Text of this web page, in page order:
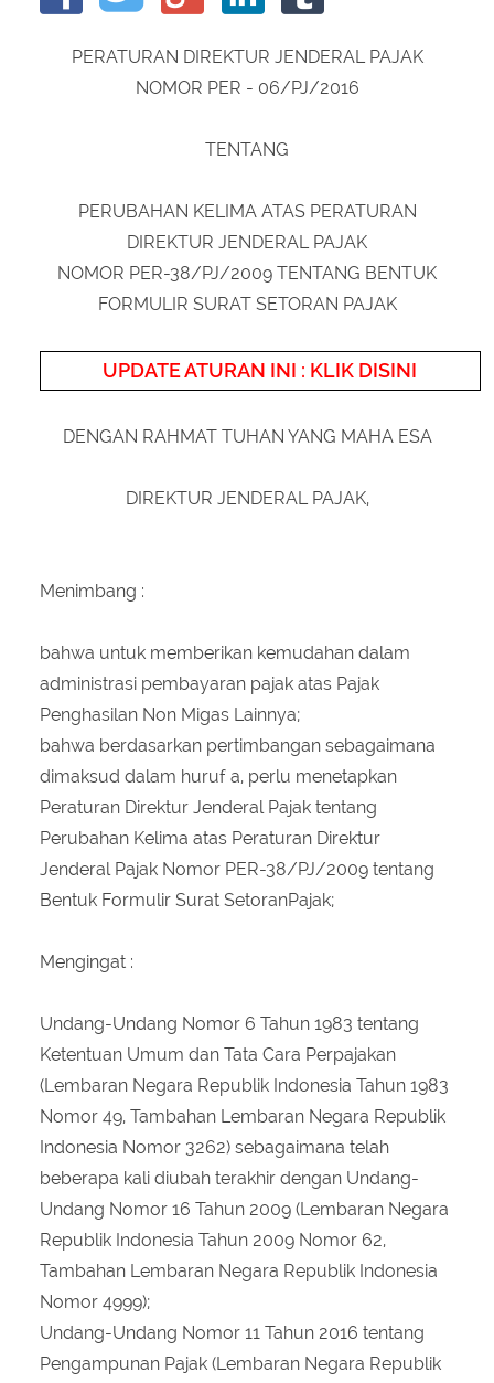
Peraturan Pengampunan Pajak
Infografis Pengampunan Pajak
About Us
Q & A Pajak
PERATURAN DIREKTUR JENDERAL PAJAK
NOMOR PER - 06/PJ/2016
TENTANG
PERUBAHAN KELIMA ATAS PERATURAN
DIREKTUR JENDERAL PAJAK
NOMOR PER-38/PJ/2009 TENTANG BENTUK
FORMULIR SURAT SETORAN PAJAK
UPDATE ATURAN INI : KLIK DISINI
DENGAN RAHMAT TUHAN YANG MAHA ESA
DIREKTUR JENDERAL PAJAK,
Menimbang :
bahwa untuk memberikan kemudahan dalam
administrasi pembayaran pajak atas Pajak
Penghasilan Non Migas Lainnya;
bahwa berdasarkan pertimbangan sebagaimana
dimaksud dalam huruf a, perlu menetapkan
Peraturan Direktur Jenderal Pajak tentang
Perubahan Kelima atas Peraturan Direktur
Jenderal Pajak Nomor PER-38/PJ/2009 tentang
Bentuk Formulir Surat SetoranPajak;
Mengingat :
Undang-Undang Nomor 6 Tahun 1983 tentang
Ketentuan Umum dan Tata Cara Perpajakan
(Lembaran Negara Republik Indonesia Tahun 1983
Nomor 49, Tambahan Lembaran Negara Republik
Indonesia Nomor 3262) sebagaimana telah
beberapa kali diubah terakhir dengan Undang-
Undang Nomor 16 Tahun 2009 (Lembaran Negara
Republik Indonesia Tahun 2009 Nomor 62,
Tambahan Lembaran Negara Republik Indonesia
Nomor 4999);
Undang-Undang Nomor 11 Tahun 2016 tentang
Pengampunan Pajak (Lembaran Negara Republik